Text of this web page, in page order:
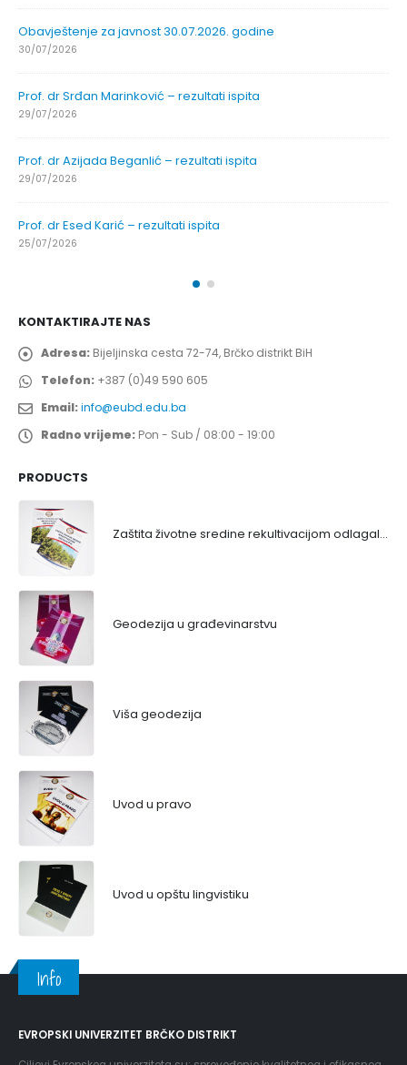
Obavještenje za javnost 30.07.2026. godine
30/07/2026
Prof. dr Srđan Marinković – rezultati ispita
29/07/2026
Prof. dr Azijada Beganlić – rezultati ispita
29/07/2026
Prof. dr Esed Karić – rezultati ispita
25/07/2026
KONTAKTIRAJTE NAS
Adresa: Bijeljinska cesta 72-74, Brčko distrikt BiH
Telefon: +387 (0)49 590 605
Email:info@eubd.edu.ba
Radno vrijeme: Pon - Sub / 08:00 - 19:00
PRODUCTS
Zaštita životne sredine rekultivacijom odlagališta
Geodezija u građevinarstvu
Viša geodezija
Uvod u pravo
Uvod u opštu lingvistiku
Info
EVROPSKI UNIVERZITET BRČKO DISTRIKT